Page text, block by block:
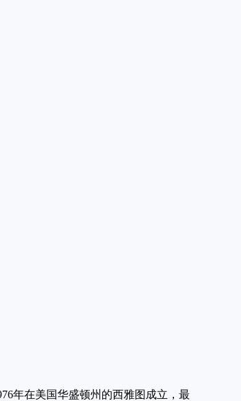
年在美国华盛顿州的西雅图成立，最